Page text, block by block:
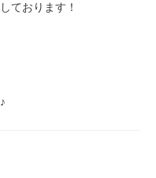
ております！